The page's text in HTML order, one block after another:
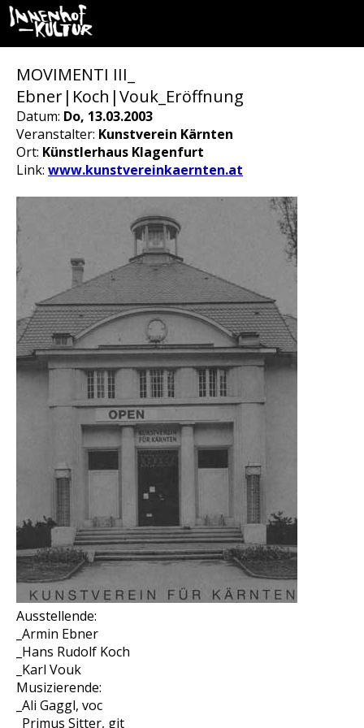
MOVIMENTI III_
Ebner|Koch|Vouk_Eröffnung
Datum: Do, 13.03.2003
Veranstalter: Kunstverein Kärnten
Ort: Künstlerhaus Klagenfurt
Link: www.kunstvereinkaernten.at
Ausstellende:
_Armin Ebner
_Hans Rudolf Koch
_Karl Vouk
Musizierende:
_Ali Gaggl, voc
_Primus Sitter, git